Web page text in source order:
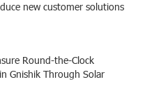
new customer solutions
Round-the-Clock
Gnishik Through Solar